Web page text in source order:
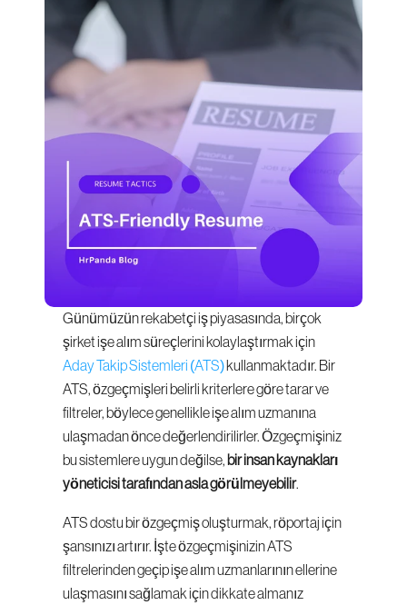
Günümüzün rekabetçi iş piyasasında, birçok
Aday Takip Sistemleri (ATS) kullanmaktadır. Bir
ATS, özgeçmişleri belirli kriterlere göre tarar ve
filtreler, böylece genellikle işe alım uzmanına
ulaşmadan önce değerlendirilirler. Özgeçmişiniz
bu sistemlere uygun değilse, bir insan kaynakları
yöneticisi tarafından asla görülmeyebilir.
ATS dostu bir özgeçmiş oluşturmak, röportaj için
şansınızı artırır. İşte özgeçmişinizin ATS
filtrelerinden geçip işe alım uzmanlarının ellerine
ulaşmasını sağlamak için dikkate almanız